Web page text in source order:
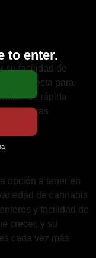
su facilidad de
perfecta para
de rápida
que otras
opción a tener en
de cannabis
y facilidad de
crecer, y su
cada vez más
to enter.